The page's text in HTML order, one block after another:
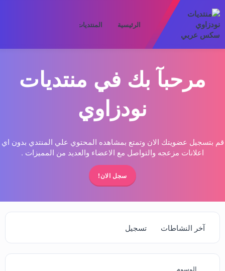
الرئيسية المنتديات
مرحبآ بك في منتديات
نودزاوي
قم بتسجيل عضويتك الان وتمتع بمشاهده المحتوي علي المنتدي بدون اي
اعلانات مزعجه والتواصل مع الاعضاء والعديد من المميزات .
سجل الان!
آخر النشاطات تسجيل
الوسوم